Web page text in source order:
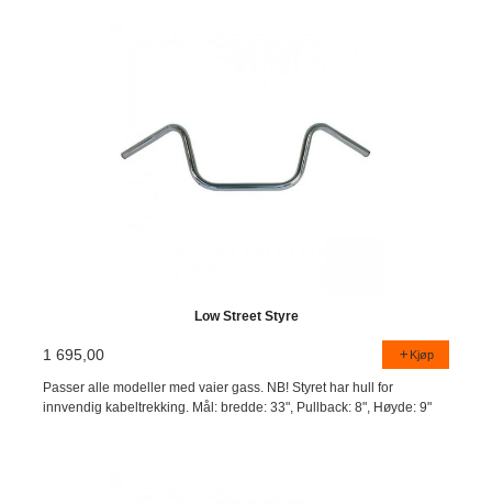
Low Street Styre
1 695,00 Kjøp
Passer alle modeller med vaier gass. NB! Styret har hull for
innvendig kabeltrekking. Mål: bredde: 33", Pullback: 8", Høyde: 9"